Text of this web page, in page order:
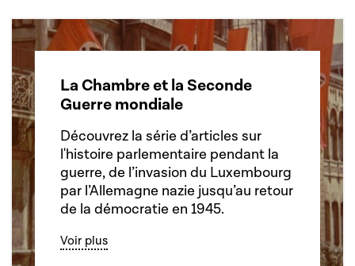
La Chambre et la Seconde
Guerre mondiale
Découvrez la série d’articles sur
l'histoire parlementaire pendant la
guerre, de l’invasion du Luxembourg
par l’Allemagne nazie jusqu’au retour
de la démocratie en 1945.
Voir plus